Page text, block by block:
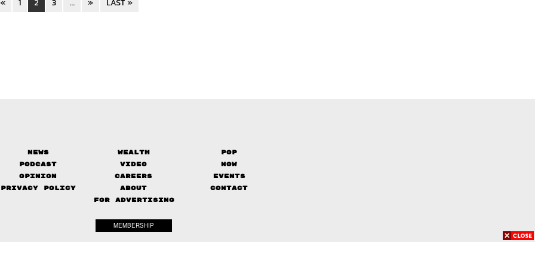
« 1 2 3 ... » LAST »
News Wealth
Pop
Podcast
Video
Now
Opinion
Careers
Events
Privacy Policy
About
Contact
FOR ADVERTISING
MEMBERSHIP